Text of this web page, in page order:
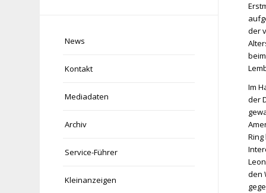
News
Kontakt
Mediadaten
Archiv
Service-Führer
Kleinanzeigen
der
Im
der
den